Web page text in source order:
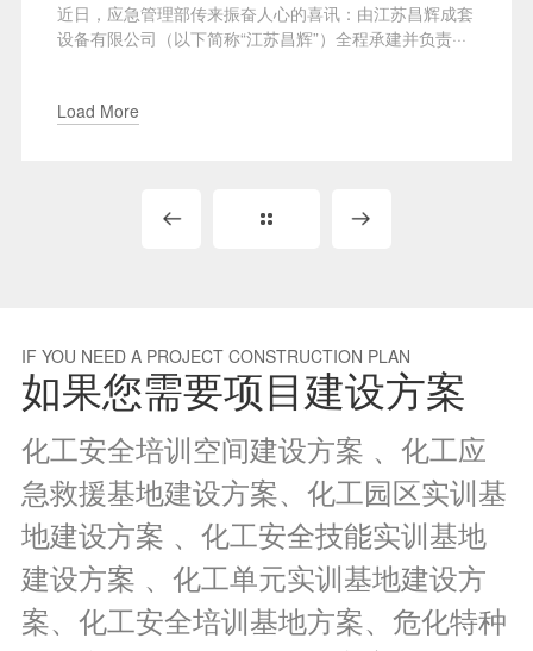
近日，应急管理部传来振奋人心的喜讯：由江苏昌辉成套
设备有限公司（以下简称“江苏昌辉”）全程承建并负责···
Load More
IF YOU NEED A PROJECT CONSTRUCTION PLAN
如果您需要项目建设方案
化工安全培训空间建设方案 、化工应
急救援基地建设方案、化工园区实训基
地建设方案 、化工安全技能实训基地
建设方案 、化工单元实训基地建设方
案、化工安全培训基地方案、危化特种